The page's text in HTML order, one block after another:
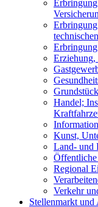
Handel;
Kunst,
Land- und
Regional
Verkehr
Stellenmarkt